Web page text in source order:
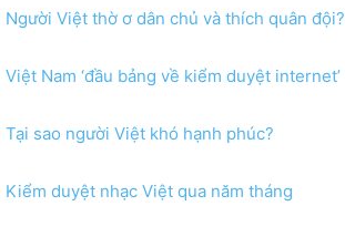
Người Việt thờ ơ dân chủ và thích quân đội?
Việt Nam ‘đầu bảng về kiểm duyệt internet’
Tại sao người Việt khó hạnh phúc?
Kiểm duyệt nhạc Việt qua năm tháng